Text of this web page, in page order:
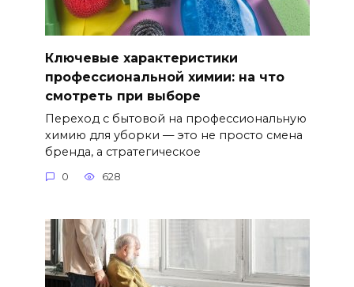
Ключевые характеристики
профессиональной химии: на что
смотреть при выборе
Переход с бытовой на профессиональную
химию для уборки — это не просто смена
бренда, а стратегическое
0 628